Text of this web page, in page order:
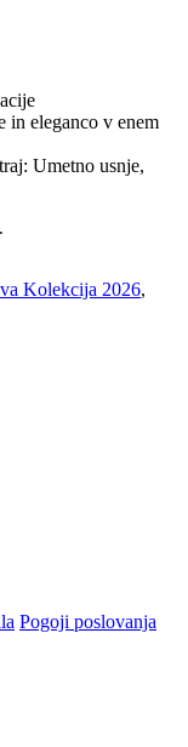
in eleganco v enem
Umetno usnje,
Kolekcija 2026,
Pogoji poslovanja